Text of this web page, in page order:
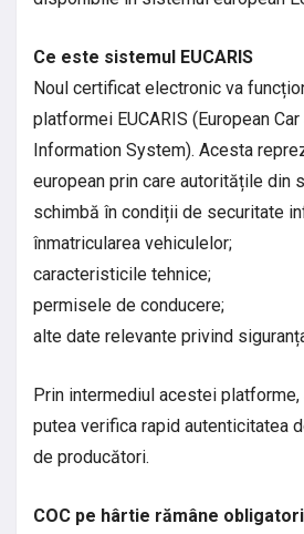
Ce este sistemul EUCARIS
Noul certificat electronic va
platformei EUCARIS (European
Information System). Acesta
european prin care autoritățile din
schimbă în condiții de securitate
înmatricularea vehiculelor;
caracteristicile tehnice;
permisele de conducere;
alte date relevante privind
Prin intermediul acestei
putea verifica rapid autenticitatea
de producători.
COC pe hârtie rămâne